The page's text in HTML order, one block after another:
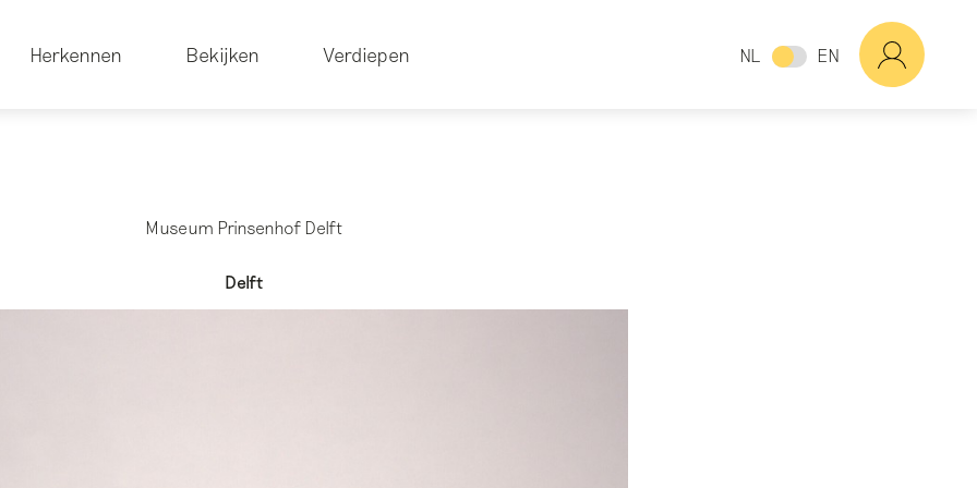
Herkennen Bekijken Verdiepen NL EN
Museum Prinsenhof Delft
Delft